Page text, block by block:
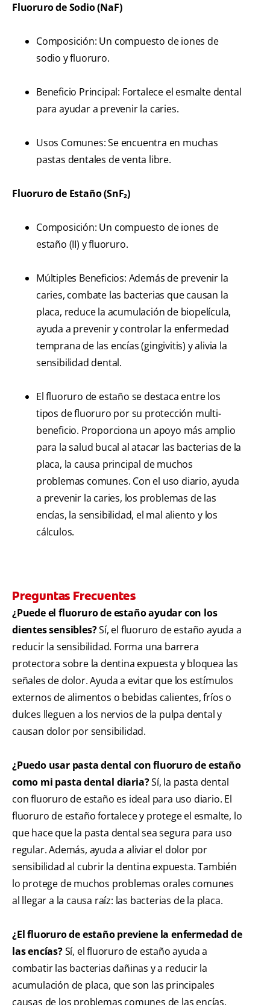
Fluoruro de Sodio (NaF)
Composición: Un compuesto de iones de
sodio y fluoruro.
Beneficio Principal: Fortalece el esmalte dental
para ayudar a prevenir la caries.
Usos Comunes: Se encuentra en muchas
pastas dentales de venta libre.
Fluoruro de Estaño (SnF₂)
Composición: Un compuesto de iones de
estaño (II) y fluoruro.
Múltiples Beneficios: Además de prevenir la
caries, combate las bacterias que causan la
placa, reduce la acumulación de biopelícula,
ayuda a prevenir y controlar la enfermedad
temprana de las encías (gingivitis) y alivia la
sensibilidad dental.
El fluoruro de estaño se destaca entre los
tipos de fluoruro por su protección multi-
beneficio. Proporciona un apoyo más amplio
para la salud bucal al atacar las bacterias de la
placa, la causa principal de muchos
problemas comunes. Con el uso diario, ayuda
a prevenir la caries, los problemas de las
encías, la sensibilidad, el mal aliento y los
cálculos.
Preguntas Frecuentes
¿Puede el fluoruro de estaño ayudar con los
dientes sensibles?Sí, el fluoruro de estaño ayuda a
reducir la sensibilidad. Forma una barrera
protectora sobre la dentina expuesta y bloquea las
señales de dolor. Ayuda a evitar que los estímulos
externos de alimentos o bebidas calientes, fríos o
dulces lleguen a los nervios de la pulpa dental y
causan dolor por sensibilidad.
¿Puedo usar pasta dental con fluoruro de estaño
como mi pasta dental diaria?Sí, la pasta dental
con fluoruro de estaño es ideal para uso diario. El
fluoruro de estaño fortalece y protege el esmalte, lo
que hace que la pasta dental sea segura para uso
regular. Además, ayuda a aliviar el dolor por
sensibilidad al cubrir la dentina expuesta. También
lo protege de muchos problemas orales comunes
al llegar a la causa raíz: las bacterias de la placa.
¿El fluoruro de estaño previene la enfermedad de
las encías?Sí, el fluoruro de estaño ayuda a
combatir las bacterias dañinas y a reducir la
acumulación de placa, que son las principales
causas de los problemas comunes de las encías.